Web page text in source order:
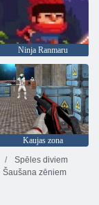
Ninja Ranmaru
Kaujas zona
Spēles diviem
Šaušana zēniem